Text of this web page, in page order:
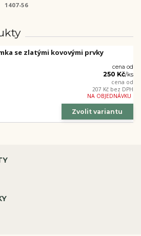
1407-56
se zlatými kovovými prvky
cena od
250 Kč/ks
cena od
207 Kč bez DPH
NA OBJEDNÁVKU
Zvolit variantu